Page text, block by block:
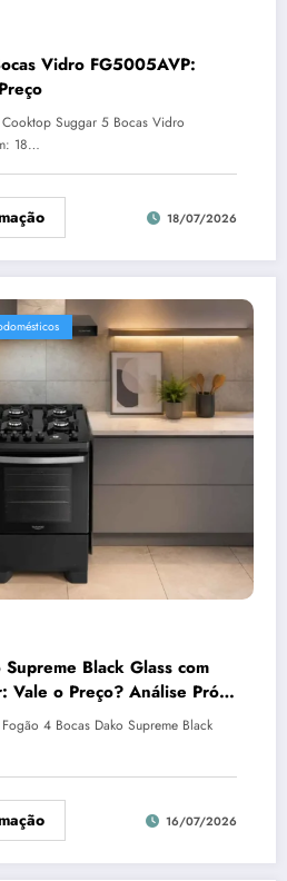
Vidro FG5005AVP:
Cooktop Suggar 5 Bocas Vidro
18…
18/07/2026
Black Glass com
Vale o Preço? Análise Prós
Fogão 4 Bocas Dako Supreme Black
16/07/2026